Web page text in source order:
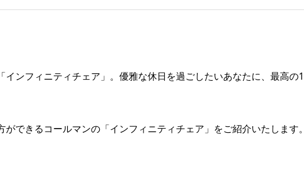
ンフィニティチェア」。優雅な休日を過ごしたいあなたに、最高の1
できるコールマンの「インフィニティチェア」をご紹介いたします。